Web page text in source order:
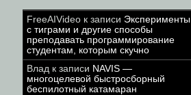
FreeAIVideo к записи Эксперименты
с тиграми и другие способы
преподавать программирование
студентам, которым скучно
Влад к записи NAVIS —
многоцелевой быстросборный
беспилотный катамаран